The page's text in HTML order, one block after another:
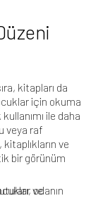
kitapları da
için okuma
ile daha
veya raf
ve
bir görünüm